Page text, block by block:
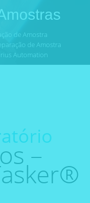
de Amostra
de Amostra
Automation
–